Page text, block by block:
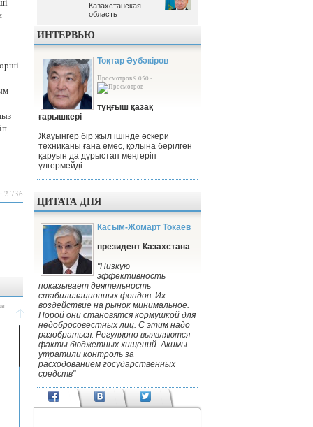
2 736
Казахстанская
область
ИНТЕРВЬЮ
Тоқтар Әубәкіров
Просмотров 9 050 -
тұңғыш қазақ
ғарышкері
Жауынгер бір жыл ішінде әскери
техниканы ғана емес, қолына берілген
қаруын да дұрыстап меңгеріп
үлгермейді
ЦИТАТА ДНЯ
Касым-Жомарт Токаев
президент Казахстана
"Низкую
эффективность
показывает деятельность
стабилизационных фондов. Их
воздействие на рынок минимальное.
Порой они становятся кормушкой для
недобросовестных лиц. С этим надо
разобраться. Регулярно выявляются
факты бюджетных хищений. Акимы
утратили контроль за
расходованием государственных
средств"